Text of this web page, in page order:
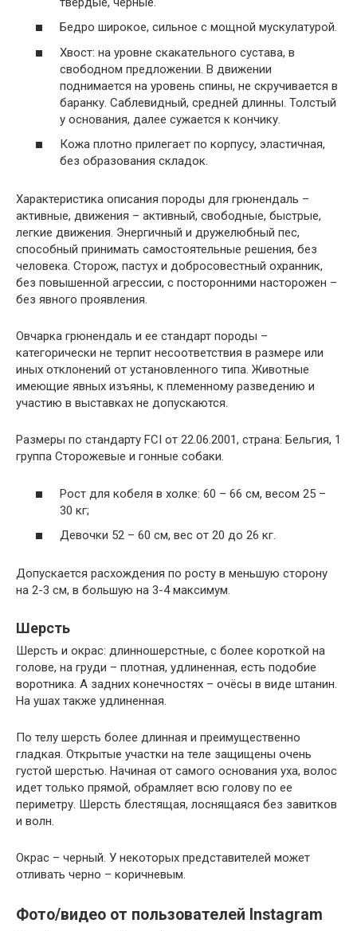
Бедро широкое, сильное с мощной мускулатурой.
Хвост: на уровне скакательного сустава, в
свободном предложении. В движении
поднимается на уровень спины, не скручивается в
баранку. Саблевидный, средней длинны. Толстый
у основания, далее сужается к кончику.
Кожа плотно прилегает по корпусу, эластичная,
без образования складок.
Характеристика описания породы для грюнендаль –
активные, движения – активный, свободные, быстрые,
легкие движения. Энергичный и дружелюбный пес,
способный принимать самостоятельные решения, без
человека. Сторож, пастух и добросовестный охранник,
без повышенной агрессии, с посторонними насторожен –
без явного проявления.
Овчарка грюнендаль и ее стандарт породы –
категорически не терпит несоответствия в размере или
иных отклонений от установленного типа. Животные
имеющие явных изъяны, к племенному разведению и
участию в выставках не допускаются.
Размеры по стандарту FCI от 22.06.2001, страна: Бельгия, 1
группа Сторожевые и гонные собаки.
Рост для кобеля в холке: 60 – 66 см, весом 25 –
30 кг;
Девочки 52 – 60 см, вес от 20 до 26 кг.
Допускается расхождения по росту в меньшую сторону
на 2-3 см, в большую на 3-4 максимум.
Шерсть
Шерсть и окрас: длинношерстные, с более короткой на
голове, на груди – плотная, удлиненная, есть подобие
воротника. А задних конечностях – очёсы в виде штанин.
На ушах также удлиненная.
По телу шерсть более длинная и преимущественно
гладкая. Открытые участки на теле защищены очень
густой шерстью. Начиная от самого основания уха, волос
идет только прямой, обрамляет всю голову по ее
периметру. Шерсть блестящая, лоснящаяся без завитков
и волн.
Окрас – черный. У некоторых представителей может
отливать черно – коричневым.
Фото/видео от пользователей Instagram